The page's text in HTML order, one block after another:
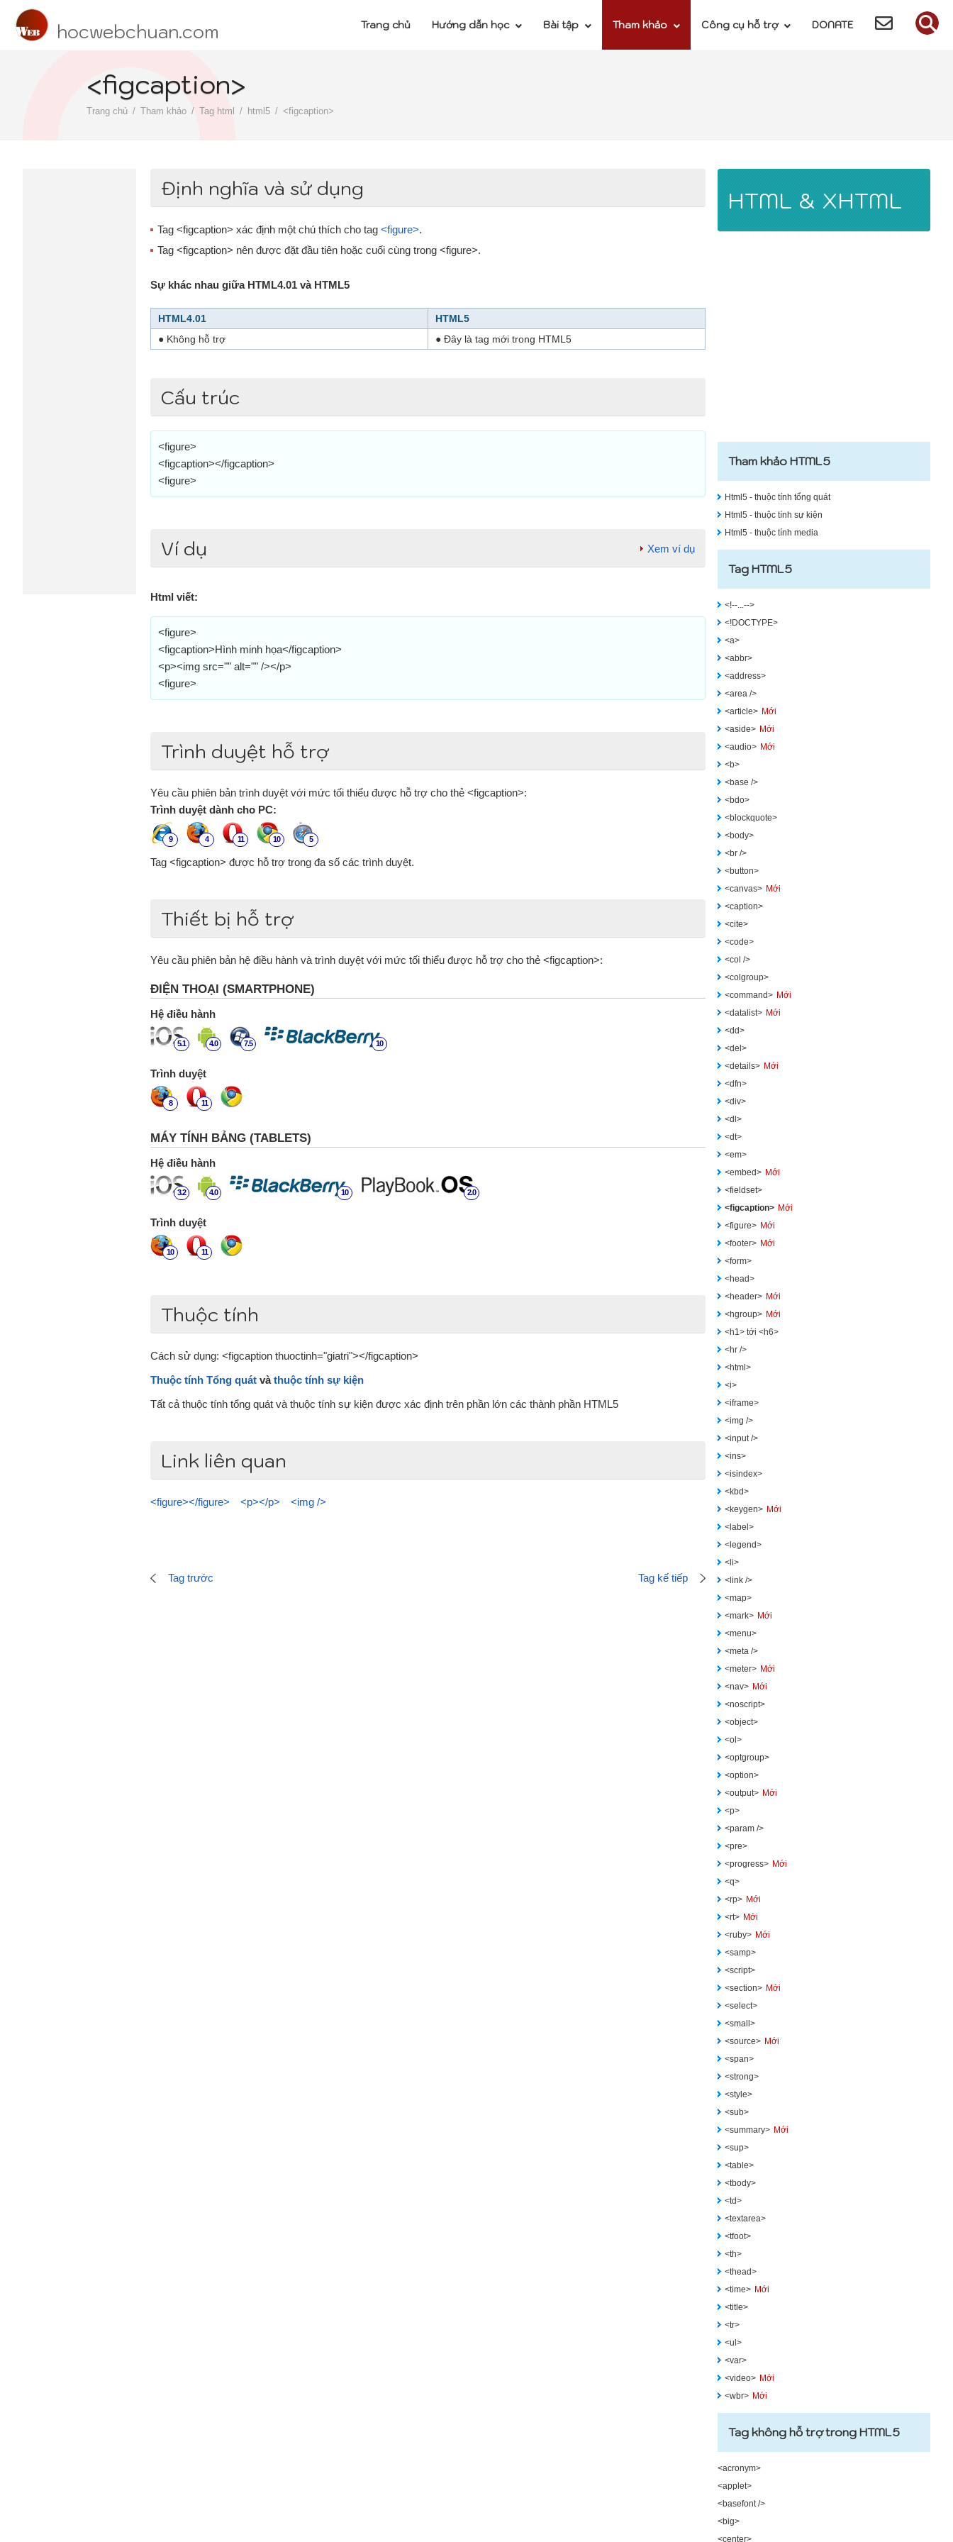
hocwebchuan.com Trang chủ Hướng dẫn học Bài tập Tham khảo Công cụ hỗ trợ DONATE
<figcaption>
Trang chủ Tham khảo Tag html html5 <figcaption>
Định nghĩa và sử dụng
Tag <figcaption> xác định một chú thích cho tag <figure>.
Tag <figcaption> nên được đặt đầu tiên hoặc cuối cùng trong <figure>.
Sự khác nhau giữa HTML4.01 và HTML5
HTML4.01
HTML5
● Không hỗ trợ
● Đây là tag mới trong HTML5
Cấu trúc
<figure>
<figcaption></figcaption>
<figure>
Ví dụ Xem ví dụ
Html viết:
<figure>
<figcaption>Hình minh họa</figcaption>
<p><img src="" alt="" /></p>
<figure>
Trình duyệt hỗ trợ
Yêu cầu phiên bản trình duyệt với mức tối thiểu được hỗ trợ cho thẻ <figcaption>:
Trình duyệt dành cho PC:
9 4 11 10 5
Tag <figcaption> được hỗ trợ trong đa số các trình duyệt.
Thiết bị hỗ trợ
Yêu cầu phiên bản hệ điều hành và trình duyệt với mức tối thiểu được hỗ trợ cho thẻ <figcaption>:
ĐIỆN THOẠI (SMARTPHONE)
Hệ điều hành
5.1 4.0 7.5 10
Trình duyệt
8 11
MÁY TÍNH BẢNG (TABLETS)
Hệ điều hành
3.2 4.0 10 2.0
Trình duyệt
10 11
Thuộc tính
Cách sử dụng: <figcaption thuoctinh="giatri"></figcaption>
Thuộc tính Tổng quát vàthuộc tính sự kiện
Tất cả thuộc tính tổng quát và thuộc tính sự kiện được xác định trên phần lớn các thành phần HTML5
Link liên quan
<figure></figure> <p></p> <img />
Tag trước Tag kế tiếp
HTML & XHTML
Tham khảo HTML5
Html5 - thuộc tính tổng quát
Html5 - thuộc tính sự kiện
Html5 - thuộc tính media
Tag HTML5
<!--...-->
<!DOCTYPE>
<a>
<abbr>
<address>
<area />
<article> Mới
<aside> Mới
<audio> Mới
<b>
<base />
<bdo>
<blockquote>
<body>
<br />
<button>
<canvas> Mới
<caption>
<cite>
<code>
<col />
<colgroup>
<command> Mới
<datalist> Mới
<dd>
<del>
<details> Mới
<dfn>
<div>
<dl>
<dt>
<em>
<embed> Mới
<fieldset>
<figcaption> Mới
<figure> Mới
<footer> Mới
<form>
<head>
<header> Mới
<hgroup> Mới
<h1> tới <h6>
<hr />
<html>
<i>
<iframe>
<img />
<input />
<ins>
<isindex>
<kbd>
<keygen> Mới
<label>
<legend>
<li>
<link />
<map>
<mark> Mới
<menu>
<meta />
<meter> Mới
<nav> Mới
<noscript>
<object>
<ol>
<optgroup>
<option>
<output> Mới
<p>
<param />
<pre>
<progress> Mới
<q>
<rp> Mới
<rt> Mới
<ruby> Mới
<samp>
<script>
<section> Mới
<select>
<small>
<source> Mới
<span>
<strong>
<style>
<sub>
<summary> Mới
<sup>
<table>
<tbody>
<td>
<textarea>
<tfoot>
<th>
<thead>
<time> Mới
<title>
<tr>
<ul>
<var>
<video> Mới
<wbr> Mới
Tag không hỗ trợ trong HTML5
<acronym>
<applet>
<basefont />
<big>
<center>